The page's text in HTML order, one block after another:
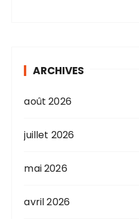
ARCHIVES
août 2026
juillet 2026
mai 2026
avril 2026